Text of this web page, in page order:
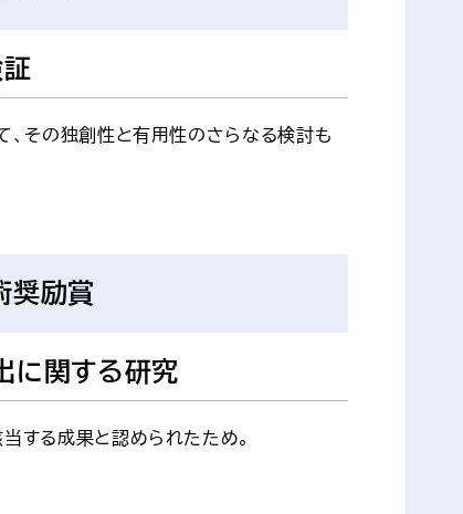
、その独創性と有用性のさらなる検討も
奨励賞
に関する研究
する成果と認められたため。